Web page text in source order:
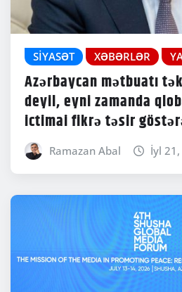
SIYASƏT XƏBƏRLƏR
Azərbaycan mətbuatı
deyil, eyni zamanda
ictimai fikrə təsir
Ramazan Abal İyl